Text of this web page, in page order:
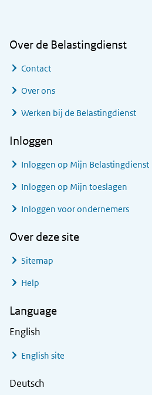
Over de Belastingdienst
Contact
Over ons
Werken bij de Belastingdienst
Inloggen
Inloggen op Mijn Belastingdienst
Inloggen op Mijn toeslagen
Inloggen voor ondernemers
Over deze site
Sitemap
Help
Language
English
English site
Deutsch